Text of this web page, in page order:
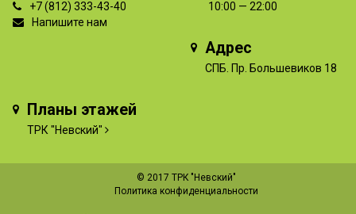
+7 (812) 333-43-40
Напишите нам
10:00 — 22:00
Адрес
СПБ. Пр. Большевиков 18
Планы этажей
ТРК "Невский"
© 2017 ТРК "Невский"
Политика конфиденциальности